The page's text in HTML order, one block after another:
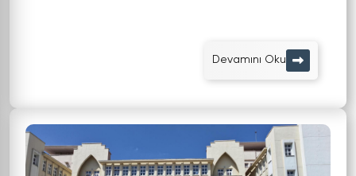
Devamını Oku